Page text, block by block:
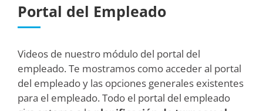
Portal del Empleado
Videos de nuestro módulo del portal del
empleado. Te mostramos como acceder al portal
del empleado y las opciones generales existentes
para el empleado. Todo el portal del empleado